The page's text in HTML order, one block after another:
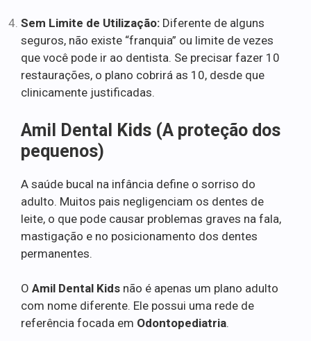
Sem Limite de Utilização: Diferente de alguns
seguros, não existe “franquia” ou limite de vezes
que você pode ir ao dentista. Se precisar fazer 10
restaurações, o plano cobrirá as 10, desde que
clinicamente justificadas.
Amil Dental Kids (A proteção dos
pequenos)
A saúde bucal na infância define o sorriso do
adulto. Muitos pais negligenciam os dentes de
leite, o que pode causar problemas graves na fala,
mastigação e no posicionamento dos dentes
permanentes.
O Amil Dental Kids não é apenas um plano adulto
com nome diferente. Ele possui uma rede de
referência focada em Odontopediatria.